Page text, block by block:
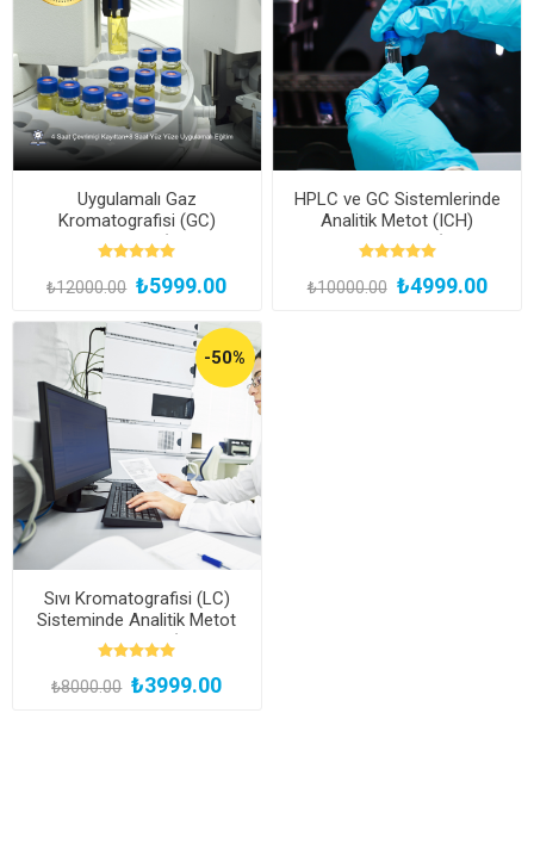
Uygulamalı Gaz
Kromatografisi (GC)
Uzmanlık Eğitimi (Yüz Yüze
ve Bireysel Uygulamalı)
₺12000.00 ₺5999.00
HPLC ve GC Sistemlerinde
Analitik Metot (ICH)
Validasyon Eğitimi (Kayıttan
Hemen İzle)
₺10000.00 ₺4999.00
-50%
Sıvı Kromatografisi (LC)
Sisteminde Analitik Metot
Geliştirme Eğitimi (Kayıttan
Hemen İzle)
₺8000.00 ₺3999.00